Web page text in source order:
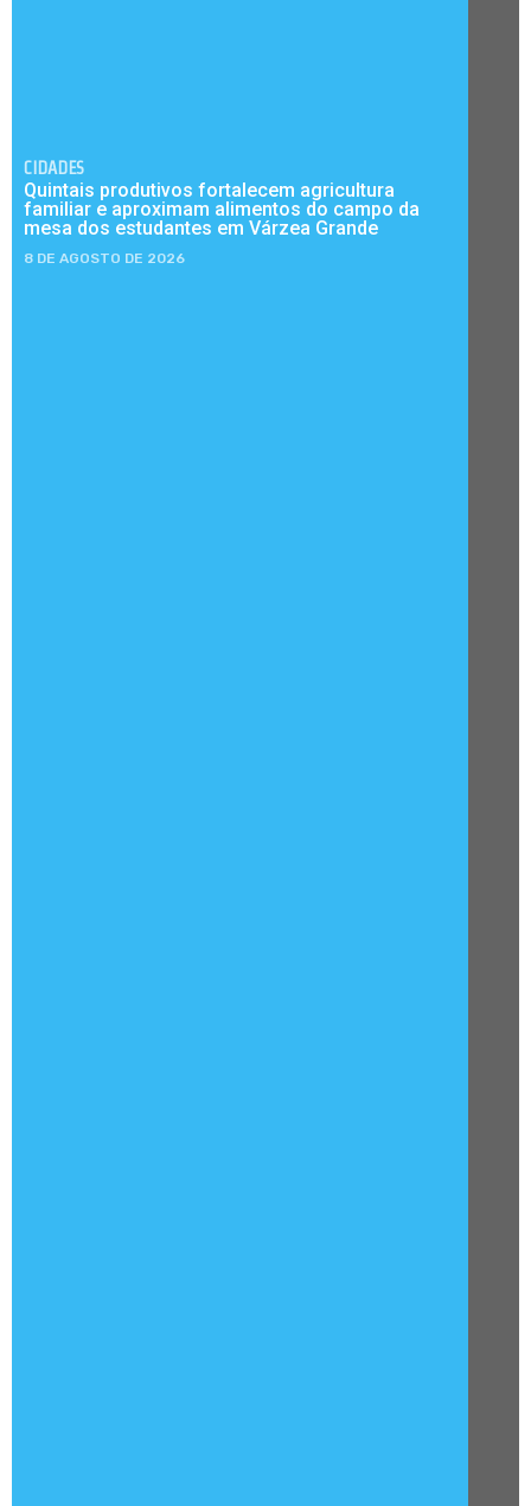
CIDADES
Quintais produtivos fortalecem agricultura
familiar e aproximam alimentos do campo da
mesa dos estudantes em Várzea Grande
8 DE AGOSTO DE 2026